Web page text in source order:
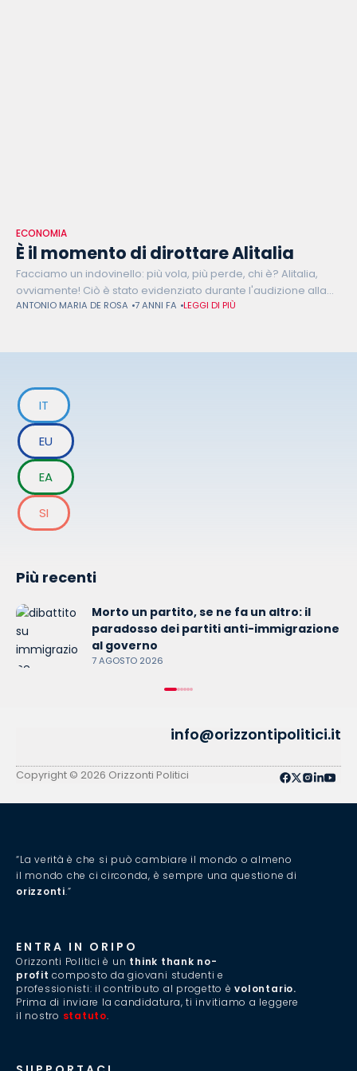
ECONOMIA
È il momento di dirottare Alitalia
Facciamo un indovinello: più vola, più perde, chi è? Alitalia,
ovviamente! Ciò è stato evidenziato durante l'audizione alla
Camera dei Deputati dello scorso mercoledì mattina dai
ANTONIO MARIA DE ROSA 7 ANNI FA LEGGI DI PIÙ
IT
EU
EA
SI
Più recenti
Morto un partito, se ne fa un altro: il
paradosso dei partiti anti-immigrazione
al governo
7 AGOSTO 2026
info@orizzontipolitici.it
Copyright © 2026 Orizzonti Politici
“La verità è che si può cambiare il mondo o almeno
il mondo che ci circonda, è sempre una questione di
orizzonti.”
ENTRA IN ORIPO
Orizzonti Politici è un think thank no-
profit composto da giovani studenti e
professionisti: il contributo al progetto èvolontario.
Prima di inviare la candidatura, ti invitiamo a leggere
il nostro statuto.